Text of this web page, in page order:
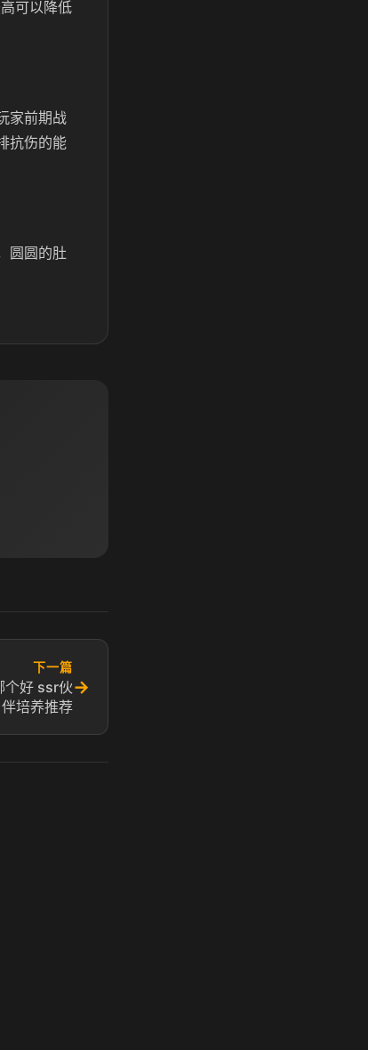
可以降低
家前期战
抗伤的能
圆圆的肚
下一篇
个好 ssr伙
伴培养推荐
→